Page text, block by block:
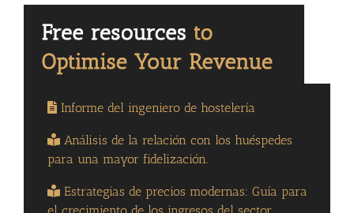
Informe del ingeniero de hostelería
Análisis de la relación con los huéspedes
para una mayor fidelización.
Estrategias de precios modernas: Guía para